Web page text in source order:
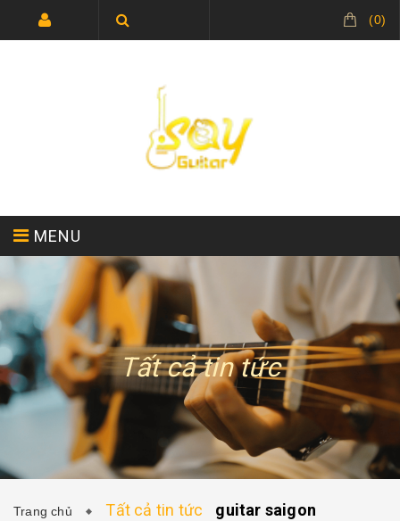
(0)
MENU
TRANG CHỦ GIỚI THIỆU
KHÓA HỌC SAY GUITAR SAY GUITAR SHOP
Tất cả tin tức
Trang chủ Tất cả tin tức guitar saigon